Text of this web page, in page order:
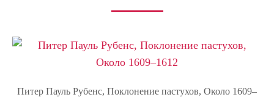
Питер Пауль Рубенс, Поклонение пастухов, Около 1609–